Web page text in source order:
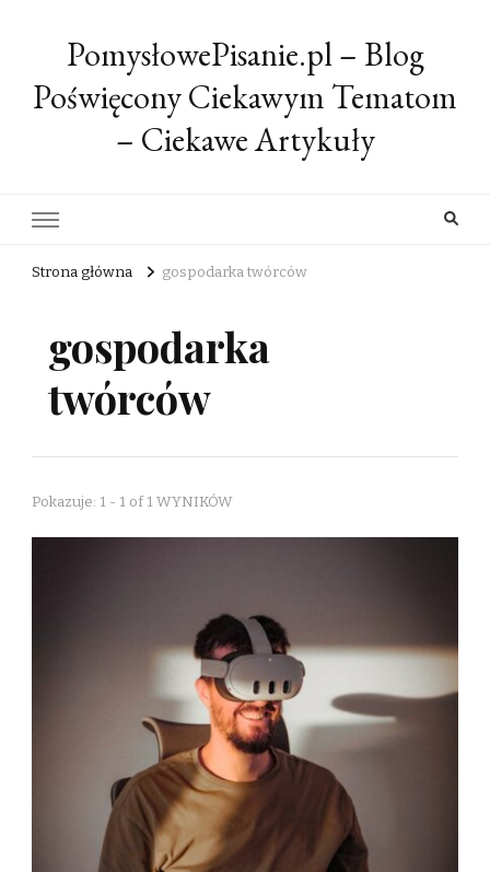
PomysłowePisanie.pl – Blog
Poświęcony Ciekawym Tematom
– Ciekawe Artykuły
Strona główna gospodarka twórców
gospodarka
twórców
Pokazuje: 1 - 1 of 1 WYNIKÓW